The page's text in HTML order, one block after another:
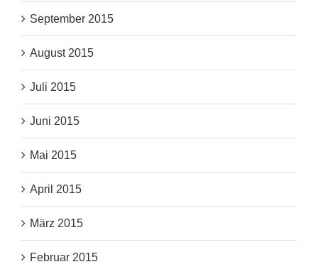
September 2015
August 2015
Juli 2015
Juni 2015
Mai 2015
April 2015
März 2015
Februar 2015